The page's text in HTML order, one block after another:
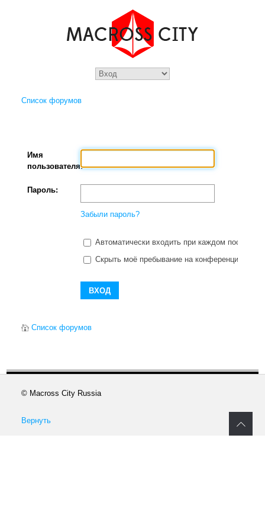
Список форумов
Имя
пользователя:
Пароль:
Забыли пароль?
Автоматически входить при каждом
Скрыть моё пребывание на конференции в
Список форумов
© Macross City Russia
Вернуть